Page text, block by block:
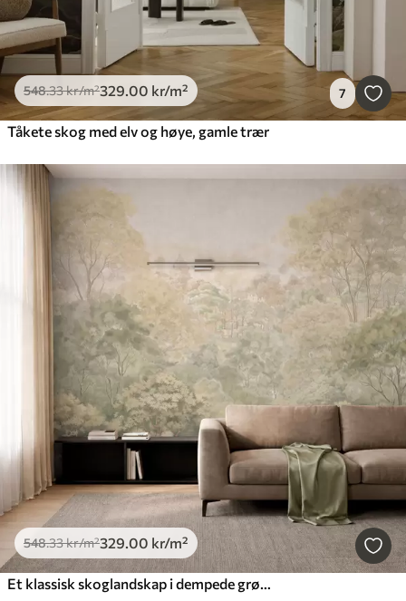
548.33kr/m²329.00 kr/m² 7
Tåkete skog med elv og høye, gamle trær
548.33kr/m²329.00 kr/m²
Et klassisk skoglandskap i dempede grønnfarger